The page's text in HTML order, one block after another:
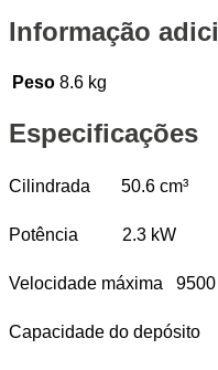
Informação
Peso 8.6 kg
Especificações
Cilindrada 50.6 cm³
Potência 2.3 kW
Velocidade máxima 9500
Capacidade do